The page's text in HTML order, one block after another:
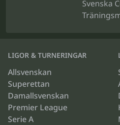
Svenska
LIGOR & TURNERINGAR
Allsvenskan
Superettan
Damallsvenskan
Premier League
Serie A